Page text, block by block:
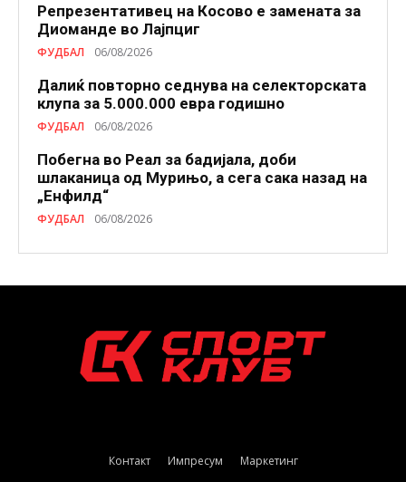
Репрезентативец на Косово е замената за
Диоманде во Лајпциг
ФУДБАЛ 06/08/2026
Далиќ повторно седнува на селекторската
клупа за 5.000.000 евра годишно
ФУДБАЛ 06/08/2026
Побегна во Реал за бадијала, доби
шлаканица од Мурињо, а сега сака назад на
„Енфилд“
ФУДБАЛ 06/08/2026
Контакт Импресум Маркетинг